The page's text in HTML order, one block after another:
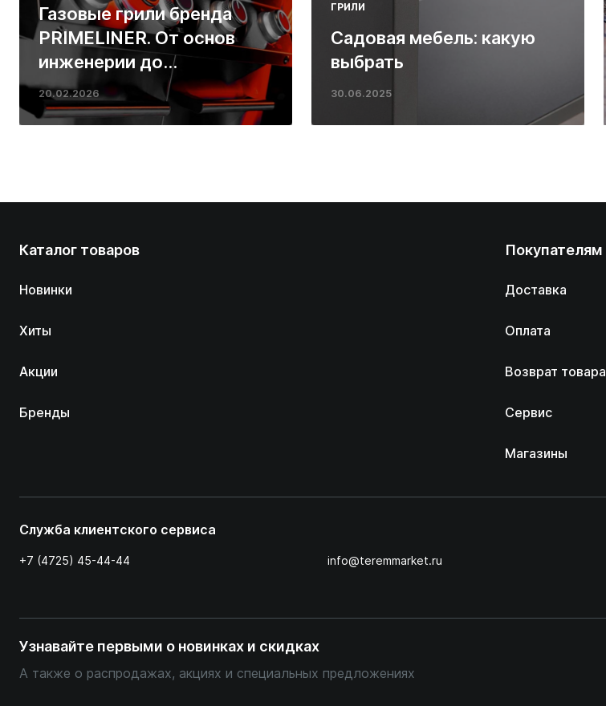
Газовые грили бренда
PRIMELINER. От основ
инженерии до
ресторанных стейков у
вас дома
20.02.2026
ГРИЛИ
Садовая мебель: какую
выбрать
30.06.2025
Каталог товаров
Новинки
Хиты
Акции
Бренды
Покупателям
Доставка
Оплата
Возврат товара
Сервис
Магазины
Служба клиентского сервиса
+7 (4725) 45-44-44 info@teremmarket.ru
Узнавайте первыми о новинках и скидках
А также о распродажах, акциях и специальных предложениях